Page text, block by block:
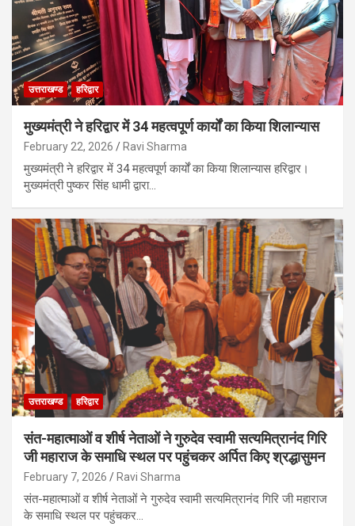
उत्तराखण्ड हरिद्वार
मुख्यमंत्री ने हरिद्वार में 34 महत्वपूर्ण कार्यों का किया शिलान्यास
February 22, 2026 Ravi Sharma
मुख्यमंत्री ने हरिद्वार में 34 महत्वपूर्ण कार्यों का किया शिलान्यास हरिद्वार।
मुख्यमंत्री पुष्कर सिंह धामी द्वारा…
उत्तराखण्ड हरिद्वार
संत-महात्माओं व शीर्ष नेताओं ने गुरुदेव स्वामी सत्यमित्रानंद गिरि
जी महाराज के समाधि स्थल पर पहुंचकर अर्पित किए श्रद्धासुमन
February 7, 2026 Ravi Sharma
संत-महात्माओं व शीर्ष नेताओं ने गुरुदेव स्वामी सत्यमित्रानंद गिरि जी महाराज
के समाधि स्थल पर पहुंचकर…